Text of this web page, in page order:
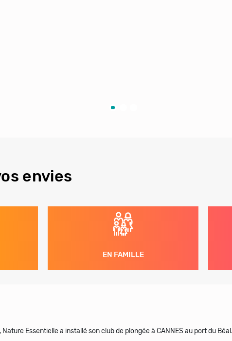
envies
EN FAMILLE
Nature Essentielle a installé son club de plongée à CANNES au port du